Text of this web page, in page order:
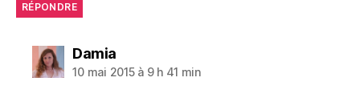
RÉPONDRE
Damiadit :
10 mai 2015 à 9 h 41 min